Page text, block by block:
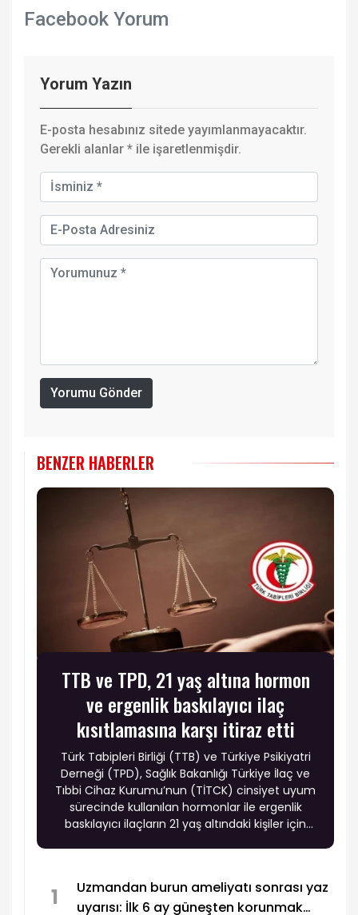
Facebook Yorum
Yorum Yazın
E-posta hesabınız sitede yayımlanmayacaktır.
Gerekli alanlar * ile işaretlenmişdir.
Yorumu Gönder
BENZER HABERLER
TTB ve TPD, 21 yaş altına hormon
ve ergenlik baskılayıcı ilaç
kısıtlamasına karşı itiraz etti
Türk Tabipleri Birliği (TTB) ve Türkiye Psikiyatri
Derneği (TPD), Sağlık Bakanlığı Türkiye İlaç ve
Tıbbi Cihaz Kurumu’nun (TİTCK) cinsiyet uyum
sürecinde kullanılan hormonlar ile ergenlik
baskılayıcı ilaçların 21 yaş altındaki kişiler için
üzerine Danıştay İdari Dava Daireleri Kurulu’na
itiraz başvurusunda bulundu.
1
Uzmandan burun ameliyatı sonrası yaz
uyarısı: İlk 6 ay güneşten korunmak